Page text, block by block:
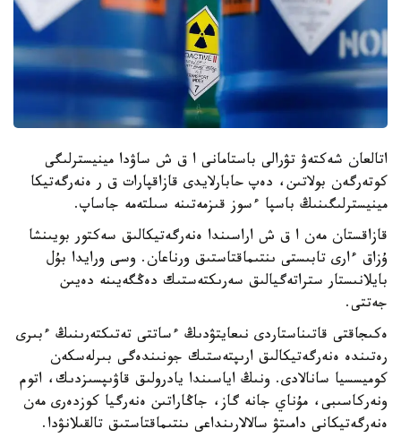
اتالعان شەكتەۋ تۋرالى باستامانى ا ق ش ساۋدا مينيسترلىگى
كوتەرگەن بولاتىن، دەپ حابارلايدى قازاقپارات ق ر ەنەرگەتيكا
مينيسترلىگىنىڭ باسپا ءسوز قىزمەتىنە سىلتەمە جاساپ.
قازاقستان مەن ا ق ش اراسىندا ەنەرگەتيكالىق سەكتور بويىنشا
ۇزاق ءارى تابىستى ىنتىماقتاستىق ورناعان. وسى ورايدا بۇل
بايلانىستار ستراتەگيالىق سەرىكتەستىك دەڭگەيىنە دەيىن
جەتتى.
ەكىجاقتى قاتىناستاردى نىعايتۋدىڭ ءساتتى تەتىكتەرىنىڭ ءبىرى
رەتىندە ەنەرگەتيكالىق ارىپتەستىك جونىندەگى بىرلەسكەن
كوميسسيا سانالادى. ونىڭ اياسىندا يادرولىق قاۋىپسىزدىك، اتوم
ونەركاسىبى، مۇناي جانە گاز، جاڭاراتىن ەنەرگيا كوزدەرى مەن
ەنەرگەتيكانى دامىتۋ سالالارىنداعى ىنتىماقتاستىق تالقىلانۋدا.